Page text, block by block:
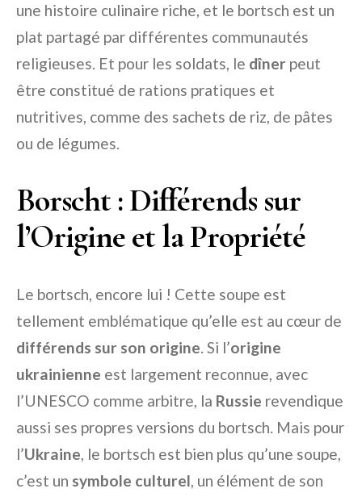
une histoire culinaire riche, et le bortsch est un
plat partagé par différentes communautés
religieuses. Et pour les soldats, le dîner peut
être constitué de rations pratiques et
nutritives, comme des sachets de riz, de pâtes
ou de légumes.
Borscht : Différends sur
l’Origine et la Propriété
Le bortsch, encore lui ! Cette soupe est
tellement emblématique qu’elle est au cœur de
différends sur son origine. Si l’origine
ukrainienne est largement reconnue, avec
l’UNESCO comme arbitre, la Russie revendique
aussi ses propres versions du bortsch. Mais pour
l’Ukraine, le bortsch est bien plus qu’une soupe,
c’est un symbole culturel, un élément de son